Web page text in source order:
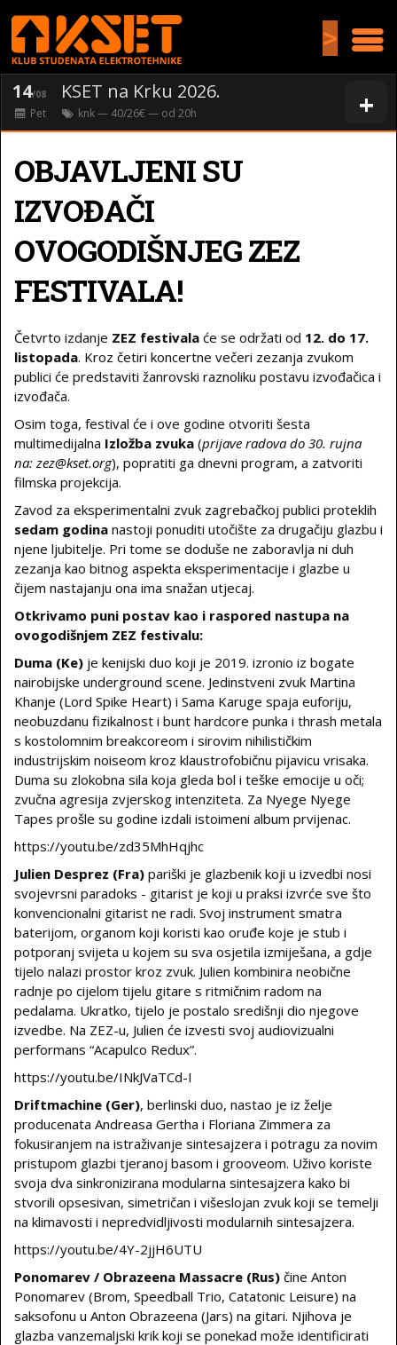
>
+
14/08 KSET na Krku 2026.
Pet knk— 40/26€ — od 20h
OBJAVLJENI SU
IZVOĐAČI
OVOGODIŠNJEG ZEZ
FESTIVALA!
Četvrto izdanje ZEZ festivala će se održati od 12. do 17.
listopada. Kroz četiri koncertne večeri zezanja zvukom
publici će predstaviti žanrovski raznoliku postavu izvođačica i
izvođača.
Osim toga, festival će i ove godine otvoriti šesta
multimedijalna Izložba zvuka (prijave radova do 30. rujna
na: zez@kset.org), popratiti ga dnevni program, a zatvoriti
filmska projekcija.
Zavod za eksperimentalni zvuk zagrebačkoj publici proteklih
sedam godina nastoji ponuditi utočište za drugačiju glazbu i
njene ljubitelje. Pri tome se doduše ne zaboravlja ni duh
zezanja kao bitnog aspekta eksperimentacije i glazbe u
čijem nastajanju ona ima snažan utjecaj.
Otkrivamo puni postav kao i raspored nastupa na
ovogodišnjem ZEZ festivalu:
Duma (Ke) je kenijski duo koji je 2019. izronio iz bogate
nairobijske underground scene. Jedinstveni zvuk Martina
Khanje (Lord Spike Heart) i Sama Karuge spaja euforiju,
neobuzdanu fizikalnost i bunt hardcore punka i thrash metala
s kostolomnim breakcoreom i sirovim nihilističkim
industrijskim noiseom kroz klaustrofobičnu pijavicu vrisaka.
Duma su zlokobna sila koja gleda bol i teške emocije u oči;
zvučna agresija zvjerskog intenziteta. Za Nyege Nyege
Tapes prošle su godine izdali istoimeni album prvijenac.
https://youtu.be/zd35MhHqjhc
Julien Desprez (Fra) pariški je glazbenik koji u izvedbi nosi
svojevrsni paradoks - gitarist je koji u praksi izvrće sve što
konvencionalni gitarist ne radi. Svoj instrument smatra
baterijom, organom koji koristi kao oruđe koje je stub i
potporanj svijeta u kojem su sva osjetila izmiješana, a gdje
tijelo nalazi prostor kroz zvuk. Julien kombinira neobične
radnje po cijelom tijelu gitare s ritmičnim radom na
pedalama. Ukratko, tijelo je postalo središnji dio njegove
izvedbe. Na ZEZ-u, Julien će izvesti svoj audiovizualni
performans “Acapulco Redux”.
https://youtu.be/INkJVaTCd-I
Driftmachine (Ger), berlinski duo, nastao je iz želje
producenata Andreasa Gertha i Floriana Zimmera za
fokusiranjem na istraživanje sintesajzera i potragu za novim
pristupom glazbi tjeranoj basom i grooveom. Uživo koriste
svoja dva sinkronizirana modularna sintesajzera kako bi
stvorili opsesivan, simetričan i višeslojan zvuk koji se temelji
na klimavosti i nepredvidljivosti modularnih sintesajzera.
https://youtu.be/4Y-2jjH6UTU
Ponomarev / Obrazeena Massacre (Rus) čine Anton
Ponomarev (Brom, Speedball Trio, Catatonic Leisure) na
saksofonu u Anton Obrazeena (Jars) na gitari. Njihova je
glazba vanzemaljski krik koji se ponekad može identificirati